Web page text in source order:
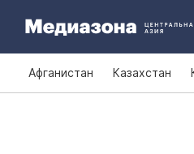
Афганистан Казахстан